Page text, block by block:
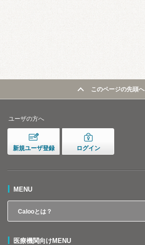
このページの先頭へ
ユーザの方へ
新規ユーザ登録 ログイン
MENU
Calooとは？
医療機関向けMENU